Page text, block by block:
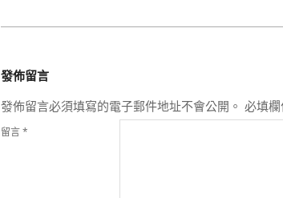
12
發佈留言
發佈留言必須填寫的電子郵件地址不會公開。 必填
留言*